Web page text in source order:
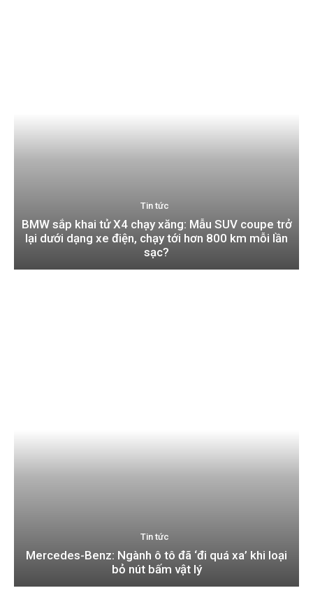
Tin tức
BMW sắp khai tử X4 chạy xăng: Mẫu SUV coupe trở
lại dưới dạng xe điện, chạy tới hơn 800 km mỗi lần
sạc?
Tin tức
Mercedes-Benz: Ngành ô tô đã ‘đi quá xa’ khi loại
bỏ nút bấm vật lý